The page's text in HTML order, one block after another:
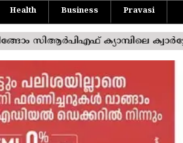
Health Business Pravasi